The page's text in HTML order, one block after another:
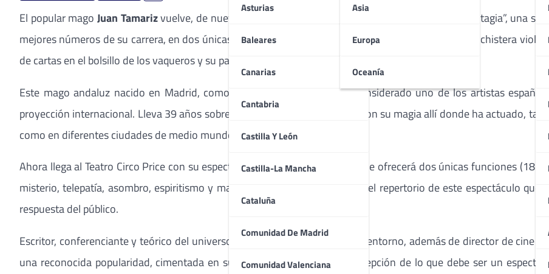
Asturias
Baleares
Canarias
Cantabria
Castilla Y León
Castilla-La Mancha
Cataluña
Comunidad De Madrid
Comunidad Valenciana
Asia
Europa
Oceanía
El popular magoJuan Tamarizvuelve, de nuevo, al Teatro Circo Price, con su espectáculo “Magia Potagia”, una
mejores números de su carrera, en dos únicas funciones, 18 y 19 de enero. Como siempre, con una chistera violeta,
de cartas en el bolsillo de los vaqueros y su particular violín, así aparece Juan Tamariz en el escenario.
Este mago andaluz nacido en Madrid, como él mismo se define, está considerado uno de los artistas
proyección internacional. Lleva 39 años sobre el escenario y ha cautivado con su magia allí donde ha actuado,
como en diferentes ciudades de medio mundo.
Ahora llega al Teatro Circo Price con su espectáculo“Magia Potagia”
del que ofrecerá dos únicas funciones (18
misterio, telepatía, asombro, espiritismo y magnetismo que forman parte del repertorio de este espectáculo
respuesta del público.
Escritor, conferenciante y teórico del universo de la magia y su enigmático entorno, además de director de cine y
una reconocida popularidad, cimentada en su humorística y peculiar concepción de lo que debe ser un